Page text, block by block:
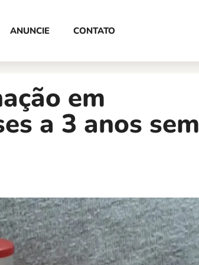
ANUNCIE CONTATO
em
a 3 anos sem